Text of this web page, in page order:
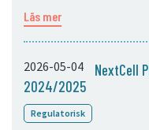
Läs mer
2026-05-04
NextCell
2024/2025
Regulatorisk